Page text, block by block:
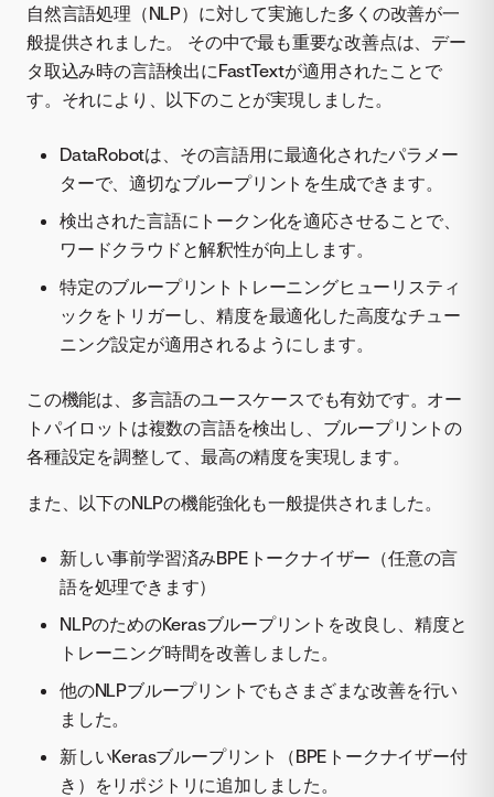
自然言語処理（NLP）に対して実施した多くの改善が一
般提供されました。 その中で最も重要な改善点は、デー
タ取込み時の言語検出にFastTextが適用されたことで
す。それにより、以下のことが実現しました。
DataRobotは、その言語用に最適化されたパラメー
ターで、適切なブループリントを生成できます。
検出された言語にトークン化を適応させることで、
ワードクラウドと解釈性が向上します。
特定のブループリントトレーニングヒューリスティ
ックをトリガーし、精度を最適化した高度なチュー
ニング設定が適用されるようにします。
この機能は、多言語のユースケースでも有効です。オー
トパイロットは複数の言語を検出し、ブループリントの
各種設定を調整して、最高の精度を実現します。
また、以下のNLPの機能強化も一般提供されました。
新しい事前学習済みBPEトークナイザー（任意の言
語を処理できます）
NLPのためのKerasブループリントを改良し、精度と
トレーニング時間を改善しました。
他のNLPブループリントでもさまざまな改善を行い
ました。
新しいKerasブループリント（BPEトークナイザー付
き）をリポジトリに追加しました。